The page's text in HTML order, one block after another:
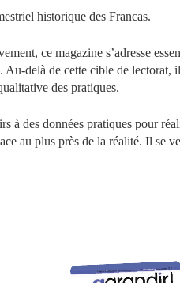
historique des Francas.
ce magazine s’adresse
delà de cette cible de lectorat,
des pratiques.
à des données pratiques pour
au plus près de la réalité. Il se